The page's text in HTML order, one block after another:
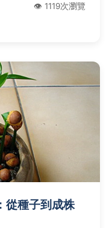
👁️ 1119次瀏覽
從種子到成株